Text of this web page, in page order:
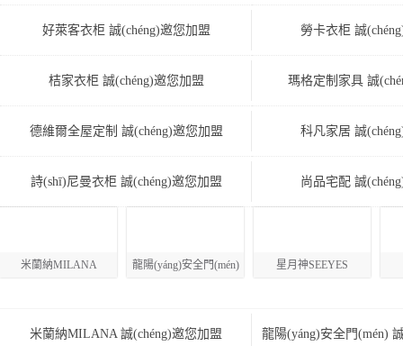
盟
好萊客衣柜 誠(chéng)邀您加盟 勞卡衣柜 誠
桔家衣柜 誠(chéng)邀您加盟 瑪格定制家具 誠
德維爾全屋定制 誠(chéng)邀您加盟 科凡家居 誠
詩(shī)尼曼衣柜 誠(chéng)邀您加盟 尚品宅配 誠
米蘭納MILANA 龍陽(yáng)安全門(mén) 星月神SEEYES
米蘭納MILANA 誠(chéng)邀您加盟 龍陽(yáng)安全門(mén)